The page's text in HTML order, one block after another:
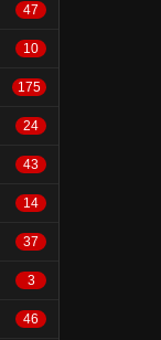
47
10
175
24
43
14
37
3
46